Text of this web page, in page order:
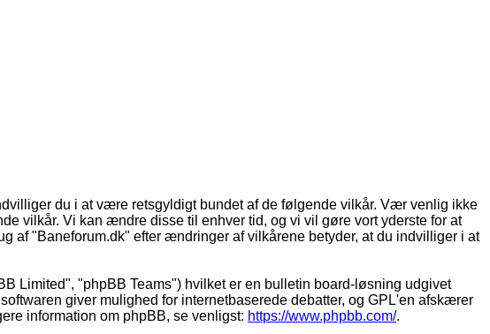
du i at være retsgyldigt bundet af de følgende vilkår. Vær venlig ikke
vilkår. Vi kan ændre disse til enhver tid, og vi vil gøre vort yderste for at
af "Baneforum.dk" efter ændringer af vilkårene betyder, at du indvilliger i at
Limited", "phpBB Teams") hvilket er en bulletin board-løsning udgivet
giver mulighed for internetbaserede debatter, og GPL'en afskærer
information om phpBB, se venligst: https://www.phpbb.com/.